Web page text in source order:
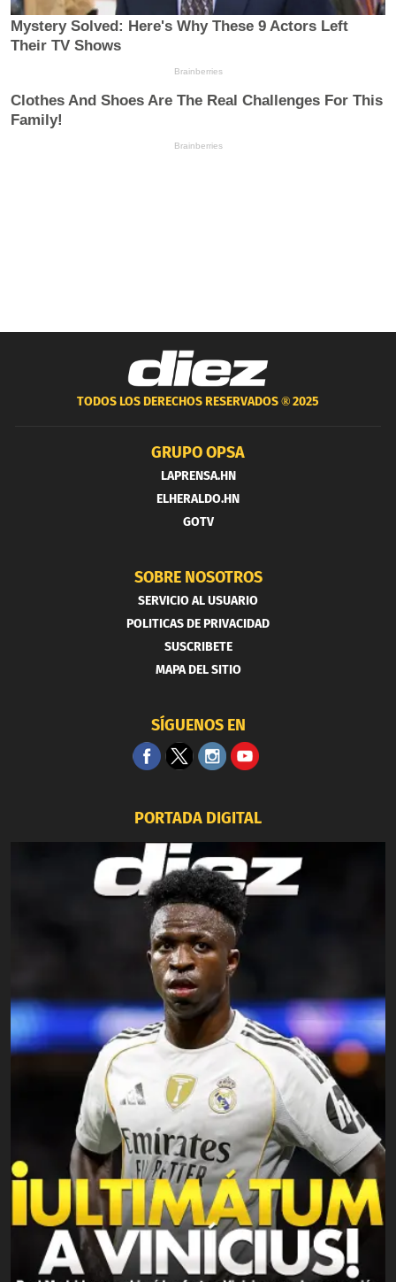
TODOS LOS DERECHOS RESERVADOS ®2025
GRUPO OPSA
LAPRENSA.HN
ELHERALDO.HN
GOTV
SOBRE NOSOTROS
SERVICIO AL USUARIO
POLITICAS DE PRIVACIDAD
SUSCRIBETE
MAPA DEL SITIO
SÍGUENOS EN
PORTADA DIGITAL